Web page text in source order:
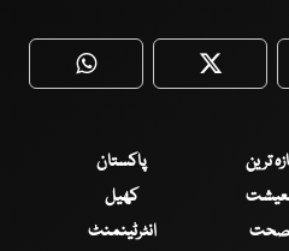
WhatsApp Twitter
ترین
پاکستان
کھیل
صحت
انٹرٹینمنٹ